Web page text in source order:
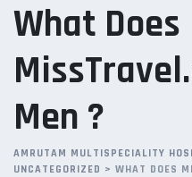
What Does
Men ?
AMRUTAM MULTISPECIALITY
UNCATEGORIZED > WHAT DOES